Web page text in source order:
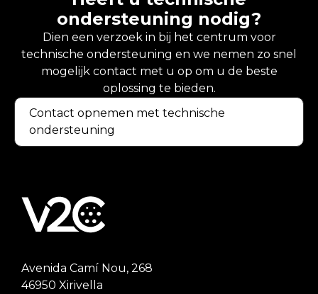
ondersteuning nodig?
Dien een verzoek in bij het centrum voor
technische ondersteuning en we nemen zo snel
mogelijk contact met u op om u de beste
oplossing te bieden.
Contact opnemen met technische
ondersteuning
Avenida Camí Nou, 268
46950 Xirivella